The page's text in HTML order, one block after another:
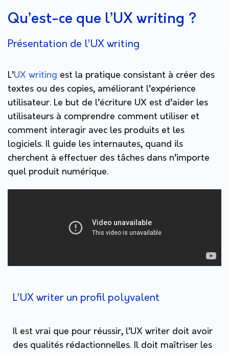
Qu’est-ce que l’UX writing ?
Présentation de l’UX writing
L’UX writing est la pratique consistant à créer des
textes ou des copies, améliorant l’expérience
utilisateur. Le but de l’écriture UX est d’aider les
utilisateurs à comprendre comment utiliser et
comment interagir avec les produits et les
logiciels. Il guide les internautes, quand ils
cherchent à effectuer des tâches dans n’importe
quel produit numérique.
L’UX writer un profil polyvalent
Il est vrai que pour réussir, l’UX writer doit avoir
des qualités rédactionnelles. Il doit maîtriser les